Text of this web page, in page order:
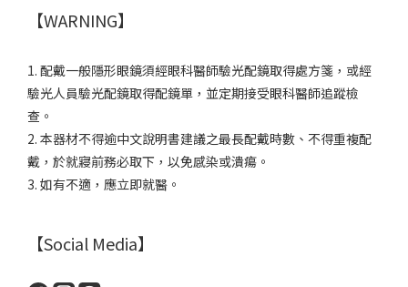
【WARNING】
1. 配戴一般隱形眼鏡須經眼科醫師驗光配鏡取得處方箋，或經
驗光人員驗光配鏡取得配鏡單，並定期接受眼科醫師追蹤檢
查。
2. 本器材不得逾中文說明書建議之最長配戴時數、不得重複配
戴，於就寢前務必取下，以免感染或潰瘍。
3. 如有不適，應立即就醫。
【Social Media】